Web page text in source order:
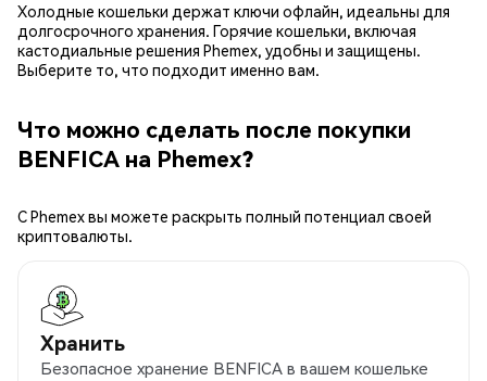
Холодные кошельки держат ключи офлайн, идеальны для
долгосрочного хранения. Горячие кошельки, включая
кастодиальные решения Phemex, удобны и защищены.
Выберите то, что подходит именно вам.
Что можно сделать после покупки
BENFICA на Phemex?
С Phemex вы можете раскрыть полный потенциал своей
криптовалюты.
Хранить
Безопасное хранение BENFICA в вашем кошельке